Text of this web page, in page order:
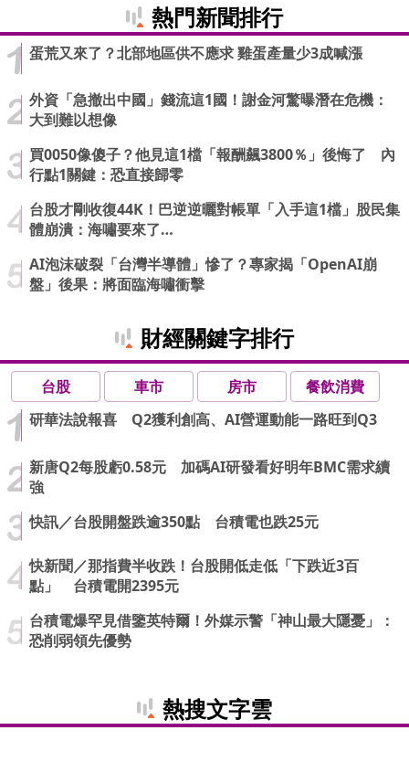
熱門新聞排行
蛋荒又來了？北部地區供不應求 雞蛋產量少3成喊漲
外資「急撤出中國」錢流這1國！謝金河驚曝潛在危機：
大到難以想像
買0050像傻子？他見這1檔「報酬飆3800％」後悔了 內
行點1關鍵：恐直接歸零
台股才剛收復44K！巴逆逆曬對帳單「入手這1檔」股民集
體崩潰：海嘯要來了…
AI泡沫破裂「台灣半導體」慘了？專家揭「OpenAI崩
盤」後果：將面臨海嘯衝擊
財經關鍵字排行
台股 車市 房市
餐飲消費
研華法說報喜 Q2獲利創高、AI營運動能一路旺到Q3
新唐Q2每股虧0.58元 加碼AI研發看好明年BMC需求續
強
快訊／台股開盤跌逾350點 台積電也跌25元
快新聞／那指費半收跌！台股開低走低「下跌近3百
點」 台積電開2395元
台積電爆罕見借鑒英特爾！外媒示警「神山最大隱憂」：
恐削弱領先優勢
熱搜文字雲